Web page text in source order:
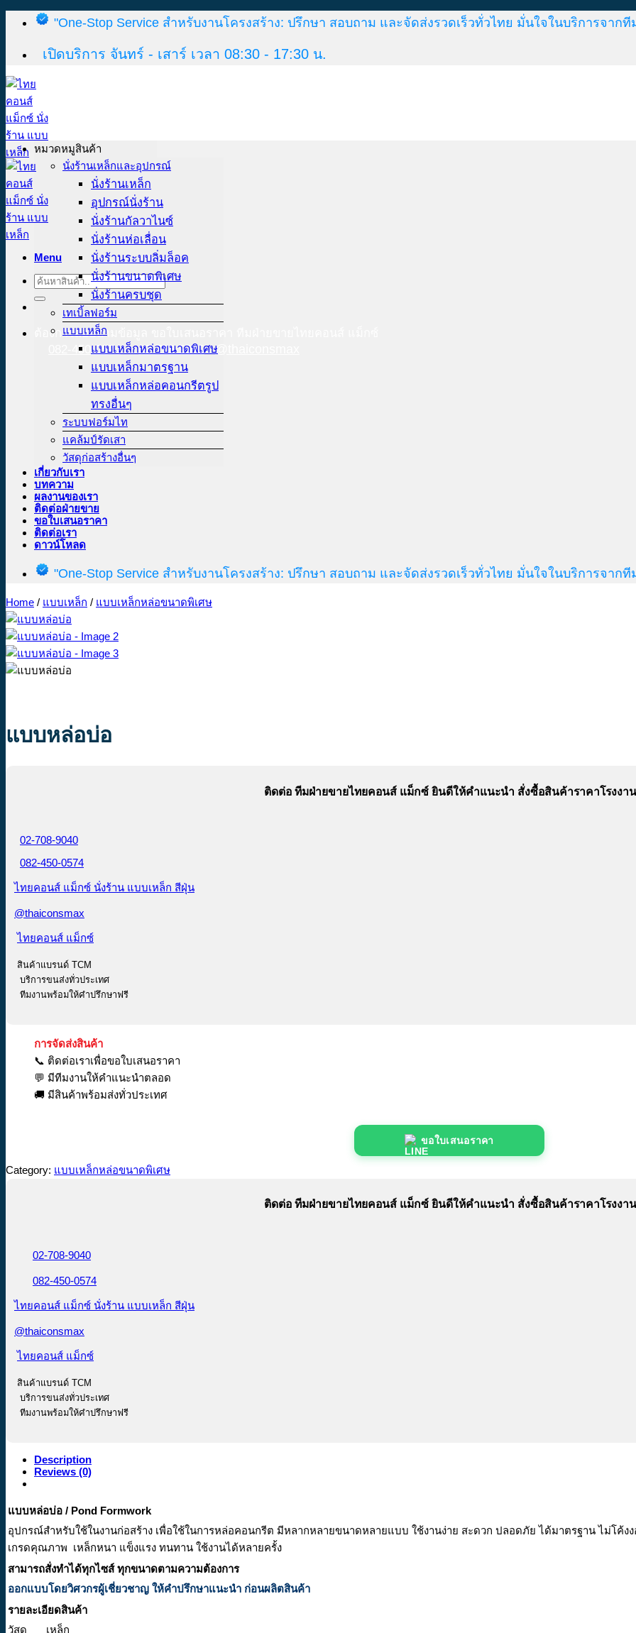
"One-Stop Service สำหรับงานโครงสร้าง: ปรึกษา สอบถาม และจัดส่งรวดเร็วทั่วไทย มั่นใจในบริการจาก
เปิดบริการ จันทร์ - เสาร์ เวลา 08:30 - 17:30 น.
Menu
Search
for:
ต้องการสอบถามข้อมูล ขอใบเสนอราคา ทีมฝ่ายขายไทยคอนส์ แม็กซ์
082-450-0574
02-708-9040 @thaiconsmax
หมวดหมูสินค้า
นั่งร้านเหล็กและอุปกรณ์
นั่งร้านเหล็ก
อุปกรณ์นั่งร้าน
นั่งร้านกัลวาไนซ์
นั่งร้านห่อเลื่อน
นั่งร้านระบบลิ่มล็อค
นั่งร้านขนาดพิเศษ
นั่งร้านครบชุด
เทเบิ้ลฟอร์ม
แบบเหล็ก
แบบเหล็กหล่อขนาดพิเศษ
แบบเหล็กมาตรฐาน
แบบเหล็กหล่อคอนกรีตรูป
ทรงอื่นๆ
ระบบฟอร์มไท
แคล้มป์รัดเสา
วัสดุก่อสร้างอื่นๆ
เกี่ยวกับเรา
บทความ
ผลงานของเรา
ติดต่อฝ่ายขาย
ขอใบเสนอราคา
ติดต่อเรา
ดาวน์โหลด
"One-Stop Service สำหรับงานโครงสร้าง: ปรึกษา สอบถาม และจัดส่งรวดเร็วทั่วไทย มั่นใจในบริการจาก
Home / แบบเหล็ก / แบบเหล็กหล่อขนาดพิเศษ
แบบหล่อบ่อ
ติดต่อ ทีมฝ่ายขายไทยคอนส์ แม็กซ์ ยินดีให้คำแนะนำ สั่งซื้อสินค้าราคาโรงงาน
02-708-9040
082-450-0574
ไทยคอนส์ แม็กซ์ นั่งร้าน แบบเหล็ก สีฝุ่น
@thaiconsmax
ไทยคอนส์ แม็กซ์
สินค้าแบรนด์ TCM
บริการขนส่งทั่วประเทศ
ทีมงานพร้อมให้คำปรึกษาฟรี
การจัดส่งสินค้า
📞 ติดต่อเราเพื่อขอใบเสนอราคา
💬 มีทีมงานให้คำแนะนำตลอด
🚚 มีสินค้าพร้อมส่งทั่วประเทศ
ขอใบเสนอราคา
Category: แบบเหล็กหล่อขนาดพิเศษ
ติดต่อ ทีมฝ่ายขายไทยคอนส์ แม็กซ์ ยินดีให้คำแนะนำ สั่งซื้อสินค้าราคาโรงงาน
02-708-9040
082-450-0574
ไทยคอนส์ แม็กซ์ นั่งร้าน แบบเหล็ก สีฝุ่น
@thaiconsmax
ไทยคอนส์ แม็กซ์
สินค้าแบรนด์ TCM
บริการขนส่งทั่วประเทศ
ทีมงานพร้อมให้คำปรึกษาฟรี
Description
Reviews (0)
แบบหล่อบ่อ / Pond Formwork
อุปกรณ์สำหรับใช้ในงานก่อสร้าง เพื่อใช้ในการหล่อคอนกรีต มีหลากหลายขนาดหลายแบบ ใช้งานง่าย สะดวก ปลอดภัย ได้มาตรฐาน ไม่โค้งง
เกรดคุณภาพ เหล็กหนา แข็งแรง ทนทาน ใช้งานได้หลายครั้ง
สามารถสั่งทำได้ทุกไซส์ ทุกขนาดตามความต้องการ
ออกแบบโดยวิศวกรผู้เชี่ยวชาญ ให้คำปรึกษาแนะนำ ก่อนผลิตสินค้า
รายละเอียดสินค้า
วัสดุ
เหล็ก